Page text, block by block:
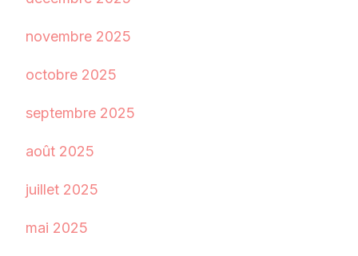
novembre 2025
octobre 2025
septembre 2025
août 2025
juillet 2025
mai 2025